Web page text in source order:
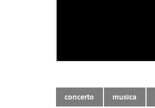
concerto musica